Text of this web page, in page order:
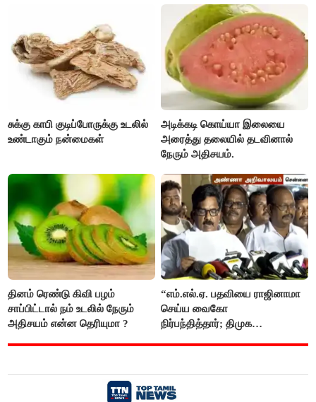
சுக்கு காபி குடிப்போருக்கு உடலில்
உண்டாகும் நன்மைகள்
அடிக்கடி கொய்யா இலையை
அரைத்து தலையில் தடவினால்
நேரும் அதிசயம்.
தினம் ரெண்டு கிவி பழம்
சாப்பிட்டால் நம் உடலில் நேரும்
அதிசயம் என்ன தெரியுமா ?
“எம்.எல்.ஏ. பதவியை ராஜினாமா
செய்ய வைகோ
நிர்பந்தித்தார்; திமுக